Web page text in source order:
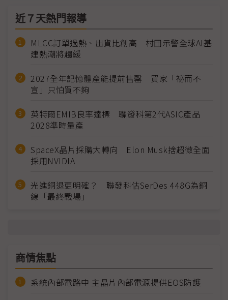
近７天熱門報導
MLCC訂單過熱、出貨比創高 村田示警全球AI基
建熱潮將趨緩
2027全年記憶體產能提前售罄 買家「祕而不
宣」只怕買不夠
英特爾EMIB良率達標 聯發科第2代ASIC產品
2028準時量產
SpaceX晶片採購大轉向 Elon Musk捨超微全面
採用NVIDIA
光進銅退更明確？ 聯發科估SerDes 448G為銅
線「最終戰場」
商情焦點
系統內部電路中 主晶片內部電源提供EOS防護